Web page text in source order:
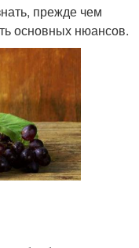
прежде чем
основных нюансов.